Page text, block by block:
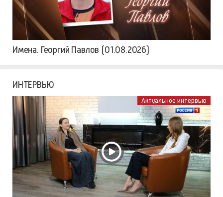
Имена. Георгий Павлов (01.08.2026)
ИНТЕРВЬЮ
Актуальное интервью